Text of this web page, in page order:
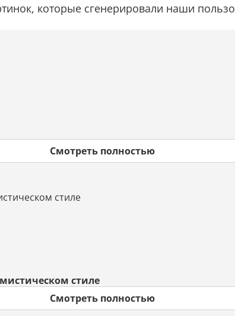
которые сгенерировали наши
Смотреть полностью
стиле
Смотреть полностью